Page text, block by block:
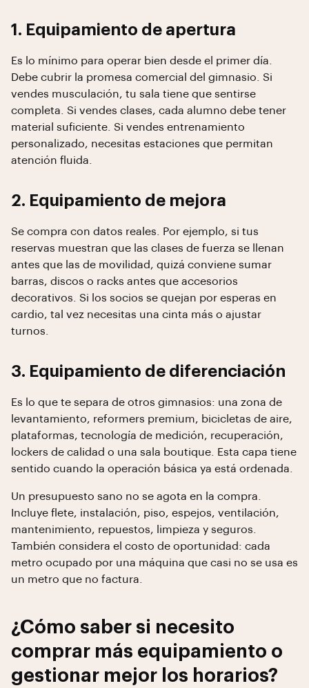
1. Equipamiento de apertura
Es lo mínimo para operar bien desde el primer día.
Debe cubrir la promesa comercial del gimnasio. Si
vendes musculación, tu sala tiene que sentirse
completa. Si vendes clases, cada alumno debe tener
material suficiente. Si vendes entrenamiento
personalizado, necesitas estaciones que permitan
atención fluida.
2. Equipamiento de mejora
Se compra con datos reales. Por ejemplo, si tus
reservas muestran que las clases de fuerza se llenan
antes que las de movilidad, quizá conviene sumar
barras, discos o racks antes que accesorios
decorativos. Si los socios se quejan por esperas en
cardio, tal vez necesitas una cinta más o ajustar
turnos.
3. Equipamiento de diferenciación
Es lo que te separa de otros gimnasios: una zona de
levantamiento, reformers premium, bicicletas de aire,
plataformas, tecnología de medición, recuperación,
lockers de calidad o una sala boutique. Esta capa tiene
sentido cuando la operación básica ya está ordenada.
Un presupuesto sano no se agota en la compra.
Incluye flete, instalación, piso, espejos, ventilación,
mantenimiento, repuestos, limpieza y seguros.
También considera el costo de oportunidad: cada
metro ocupado por una máquina que casi no se usa es
un metro que no factura.
¿Cómo saber si necesito
comprar más equipamiento o
gestionar mejor los horarios?